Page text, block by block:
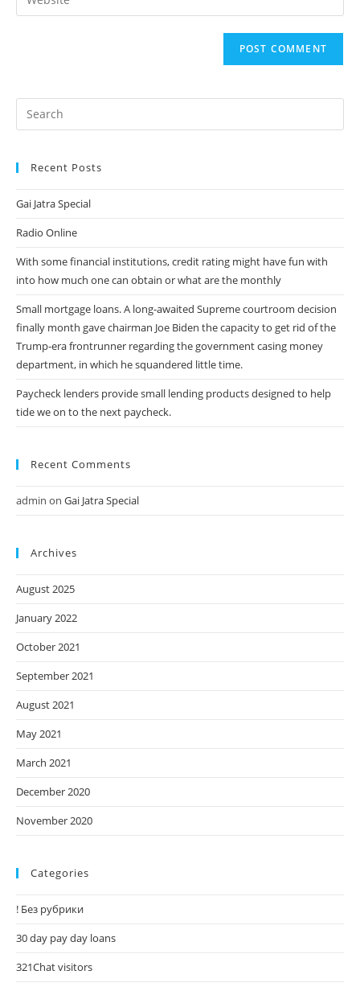
comment
address
your
Recent Posts
Gai Jatra Special
Radio Online
With some financial institutions, credit rating might have fun with
into how much one can obtain or what are the monthly
Small mortgage loans. A long-awaited Supreme courtroom decision
finally month gave chairman Joe Biden the capacity to get rid of the
Trump-era frontrunner regarding the government casing money
department, in which he squandered little time.
Paycheck lenders provide small lending products designed to help
tide we on to the next paycheck.
Recent Comments
admin on Gai Jatra Special
Archives
August 2025
January 2022
October 2021
September 2021
August 2021
May 2021
March 2021
December 2020
November 2020
Categories
! Без рубрики
30 day pay day loans
321Chat visitors